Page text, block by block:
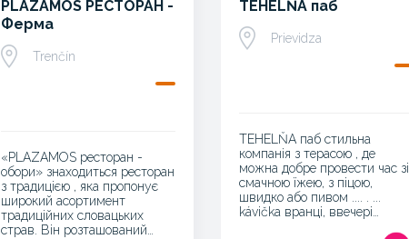
PLAZAMOS РЕСТОРАН -
Ферма
Trenčín
«PLAZAMOS ресторан -
обори» знаходиться ресторан
з традицією , яка пропонує
широкий асортимент
традиційних словацьких
страв. Він розташований…
TEHELŇA паб
Prievidza
TEHELŇA паб стильна
компанія з терасою , де
можна добре провести час зі
смачною їжею, з піцою,
швидко або пивом .... . ...
kávička вранці, ввечері…